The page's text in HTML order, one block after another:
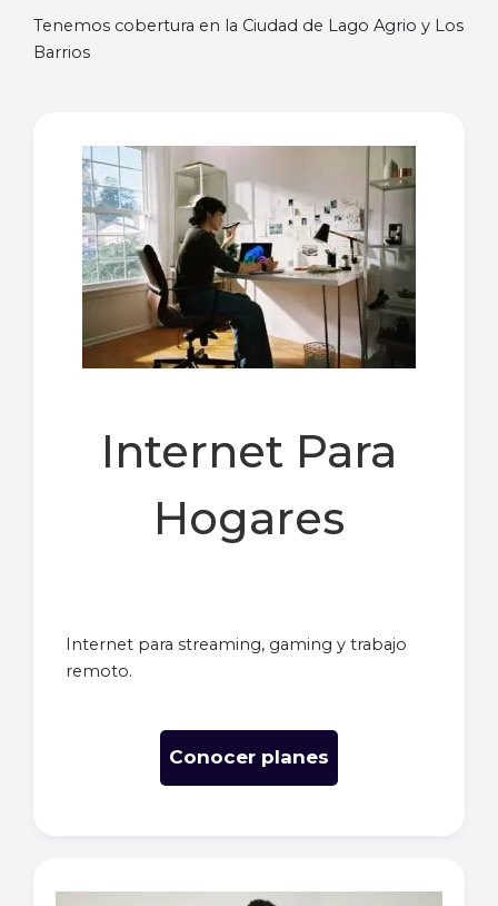
Tenemos cobertura en la Ciudad de Lago Agrio y Los
Barrios
Internet Para
Hogares
Internet para streaming, gaming y trabajo
remoto.
Conocer planes